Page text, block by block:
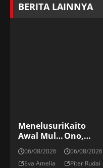
BERITA LAINNYA
Menelusuri
Awal Mula
Tradisi
Menyiram
06/08/2026
Eva Amelia
Kaito
Ono,
Striker
Elite
06/08/2026
Piter Rudai